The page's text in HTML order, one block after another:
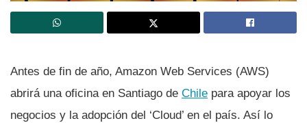
Antes de fin de año, Amazon Web Services (AWS)
abrirá una oficina en Santiago de Chile para apoyar los
negocios y la adopción del ‘Cloud’ en el paí­s. Así­ lo